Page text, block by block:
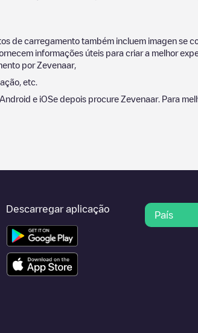
de carregamento também incluem imagen se
informações úteis para criar a melhor
porZevenaar,
etc.
e iOSe depois procure Zevenaar. Para
Descarregar aplicação
País